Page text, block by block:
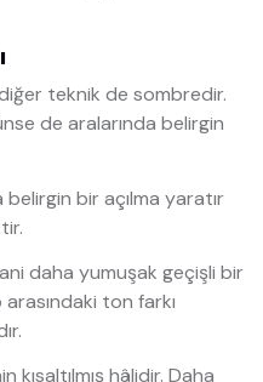
diğer teknik de sombredir.
de aralarında belirgin
bir açılma yaratır
daha yumuşak geçişli bir
ton farkı
hâlidir. Daha